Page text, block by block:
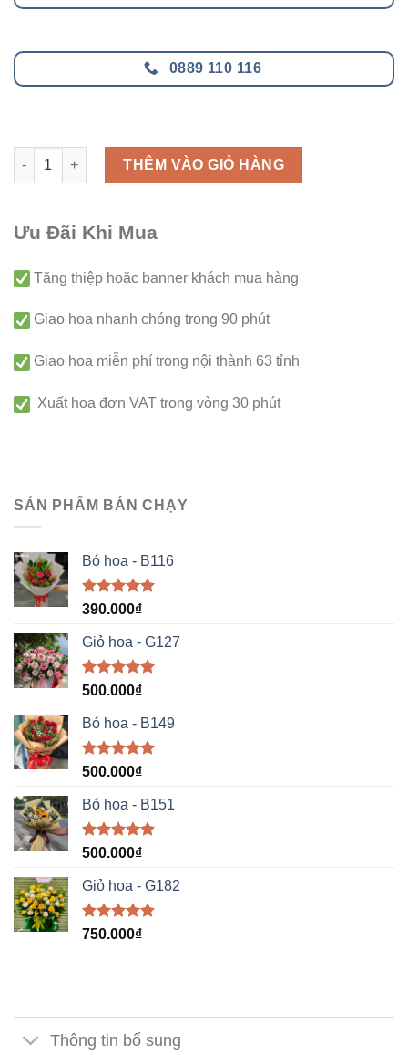
0889 110 116
Giỏ hoa - G165 số lượng
THÊM VÀO GIỎ HÀNG
Ưu Đãi Khi Mua
Tăng thiệp hoặc banner khách mua hàng
Giao hoa nhanh chóng trong 90 phút
Giao hoa miễn phí trong nội thành 63 tỉnh
Xuất hoa đơn VAT trong vòng 30 phút
SẢN PHẨM BÁN CHẠY
Bó hoa - B116
Được xếp
5 sao
390.000₫
Giỏ hoa - G127
Được xếp
5 sao
500.000₫
Bó hoa - B149
Được xếp
5 sao
500.000₫
Bó hoa - B151
Được xếp
5 sao
500.000₫
Giỏ hoa - G182
Được xếp
750.000₫
Thông tin bổ sung